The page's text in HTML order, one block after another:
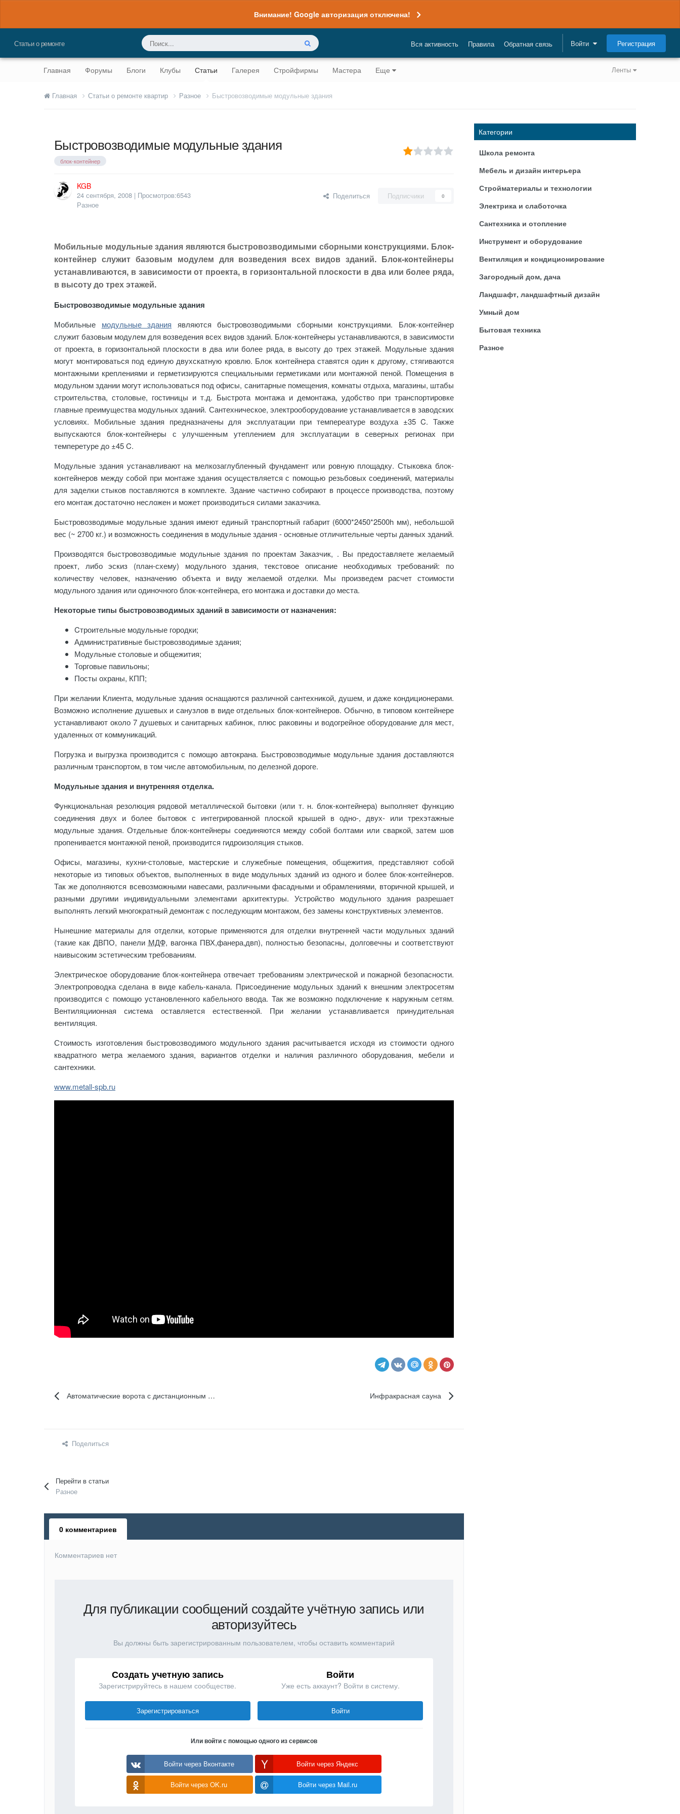
Внимание! Google авторизация отключена!
Статьи о ремонте Вся активность Правила Обратная связь Войти Регистрация
Ленты
Главная Форумы Блоги Клубы Статьи Галерея Стройфирмы Мастера Еще
Главная Статьи о ремонте квартир Разное Быстровозводимые модульные здания
Быстровозводимые модульные здания
блок-контейнер
KGB
24 сентября, 2008 | Просмотров:6543
Разное
Поделиться Подписчики 0
Мобильные модульные здания являются быстровозводимыми сборными конструкциями. Блок-
контейнер служит базовым модулем для возведения всех видов зданий. Блок-контейнеры
устанавливаются, в зависимости от проекта, в горизонтальной плоскости в два или более ряда,
в высоту до трех этажей.
Быстровозводимые модульные здания
Мобильные модульные здания являются быстровозводимыми сборными конструкциями. Блок-контейнер
служит базовым модулем для возведения всех видов зданий. Блок-контейнеры устанавливаются, в зависимости
от проекта, в горизонтальной плоскости в два или более ряда, в высоту до трех этажей. Модульные здания
могут монтироваться под единую двухскатную кровлю. Блок контейнера ставятся один к другому, стягиваются
монтажными креплениями и герметизируются специальными герметиками или монтажной пеной. Помещения в
модульном здании могут использоваться под офисы, санитарные помещения, комнаты отдыха, магазины, штабы
строительства, столовые, гостиницы и т.д. Быстрота монтажа и демонтажа, удобство при транспортировке
главные преимущества модульных зданий. Сантехническое, электрооборудование устанавливается в заводских
условиях. Мобильные здания предназначены для эксплуатации при темпереатуре воздуха ±35 C. Также
выпускаются блок-контейнеры с улучшенным утеплением для эксплуатации в северных регионах при
темперетуре до ±45 C.
Модульные здания устанавливают на мелкозаглубленный фундамент или ровную площадку. Стыковка блок-
контейнеров между собой при монтаже здания осуществляется с помощью резьбовых соединений, материалы
для заделки стыков поставляются в комплекте. Здание частично собирают в процессе производства, поэтому
его монтаж достаточно несложен и может производиться силами заказчика.
Быстровозводимые модульные здания имеют единый транспортный габарит (6000*2450*2500h мм), небольшой
вес (~ 2700 кг.) и возможность соединения в модульные здания - основные отличительные черты данных зданий.
Производятся быстровозводимые модульные здания по проектам Заказчик, . Вы предоставляете желаемый
проект, либо эскиз (план-схему) модульного здания, текстовое описание необходимых требований: по
количеству человек, назначению объекта и виду желаемой отделки. Мы произведем расчет стоимости
модульного здания или одиночного блок-контейнера, его монтажа и доставки до места.
Некоторые типы быстровозводимых зданий в зависимости от назначения:
Cтроительные модульные городки;
Административные быстровозводимые здания;
Модульные столовые и общежития;
Торговые павильоны;
Посты охраны, КПП;
При желании Клиента, модульные здания оснащаются различной сантехникой, душем, и даже кондиционерами.
Возможно исполнение душевых и санузлов в виде отдельных блок-контейнеров. Обычно, в типовом контейнере
устанавливают около 7 душевых и санитарных кабинок, плюс раковины и водогрейное оборудование для мест,
удаленных от коммуникаций.
Погрузка и выгрузка производится с помощю автокрана. Быстровозводимые модульные здания доставляются
различным транспортом, в том числе автомобильным, по делезной дороге.
Модульные здания и внутренняя отделка.
Функциональная резолюция рядовой металлической бытовки (или т. н. блок-контейнера) выполняет функцию
соединения двух и более бытовок с интегрированной плоской крышей в одно-, двух- или трехэтажные
модульные здания. Отдельные блок-контейнеры соединяются между собой болтами или сваркой, затем шов
пропенивается монтажной пеной, производится гидроизоляция стыков.
Офисы, магазины, кухни-столовые, мастерские и служебные помещения, общежития, представляют собой
некоторые из типовых объектов, выполненных в виде модульных зданий из одного и более блок-контейнеров.
Так же дополняются всевозможными навесами, различными фасадными и обрамлениями, вторичной крышей, и
разными другими индивидуальными элементами архитектуры. Устройство модульного здания разрешает
выполнять легкий многократный демонтаж с последующим монтажом, без замены конструктивных элементов.
Нынешние материалы для отделки, которые применяются для отделки внутренней части модульных зданий
(такие как ДВПО, панели МДФ, вагонка ПВХ,фанера,двп), полностью безопасны, долговечны и соответствуют
наивысоким эстетическим требованиям.
Электрическое оборудование блок-контейнера отвечает требованиям электрической и пожарной безопасности.
Электропроводка сделана в виде кабель-канала. Присоединение модульных зданий к внешним электросетям
производится с помощю установленного кабельного ввода. Так же возможно подключение к наружным сетям.
Вентиляциионная система оставляется естественной. При желании устанавливается принудительная
вентиляция.
Стоимость изготовления быстровозводимого модульного здания расчитывается исходя из стоимости одного
квадратного метра желаемого здания, вариантов отделки и наличия различного оборудования, мебели и
сантехники.
www.metall-spb.ru
Автоматические ворота с дистанционным управлением Инфракрасная сауна
Поделиться
Перейти в статьи
Разное
0 комментариев
Комментариев нет
Для публикации сообщений создайте учётную запись или
авторизуйтесь
Вы должны быть зарегистрированным пользователем, чтобы оставить комментарий
Создать учетную запись
Зарегистрируйтесь в нашем сообществе.
Зарегистрироваться
Войти
Уже есть аккаунт? Войти в систему.
Войти
Или войти с помощью одного из сервисов
Войти через Вконтакте Войти через Яндекс
Войти через OK.ru Войти через Mail.ru
Категории
Школа ремонта
Мебель и дизайн интерьера
Стройматериалы и технологии
Электрика и слаботочка
Сантехника и отопление
Инструмент и оборудование
Вентиляция и кондиционирование
Загородный дом, дача
Ландшафт, ландшафтный дизайн
Умный дом
Бытовая техника
Разное